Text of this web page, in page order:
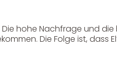
hohe Nachfrage und
Die Folge ist, dass